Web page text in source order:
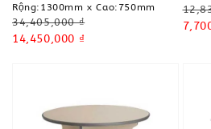
Rộng:1300mm x Cao:750mm
Regular
price
34,405,000 ₫
Sale
14,450,000 ₫
Sale